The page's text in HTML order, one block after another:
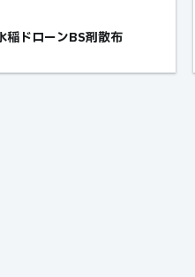
稲ドローンBS剤散布